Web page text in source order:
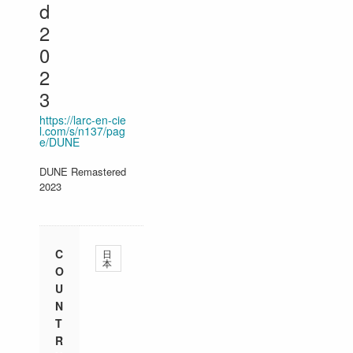
d
2
0
2
3
https://larc-en-cie
l.com/s/n137/pag
e/DUNE
DUNE Remastered
2023
C
O
U
N
T
R
日
本